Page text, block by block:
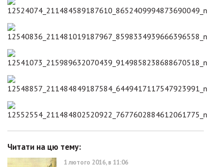
Читати на цю тему:
1 лютого 2016, в 11:06